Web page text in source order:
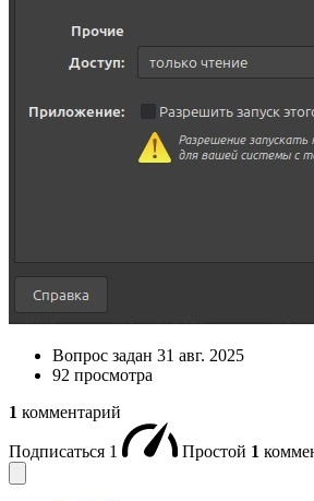
Вопрос задан 31 авг. 2025
92 просмотра
1 комментарий
Подписаться 1 Простой 1